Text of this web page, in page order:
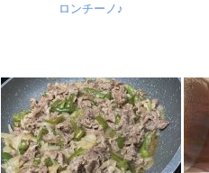
ロンチーノ♪